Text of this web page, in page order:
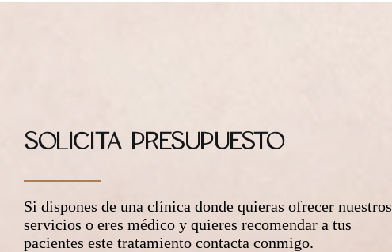
SOLICITA PRESUPUESTO
Si dispones de una clínica donde quieras ofrecer nuestros
servicios o eres médico y quieres recomendar a tus
pacientes este tratamiento contacta conmigo.